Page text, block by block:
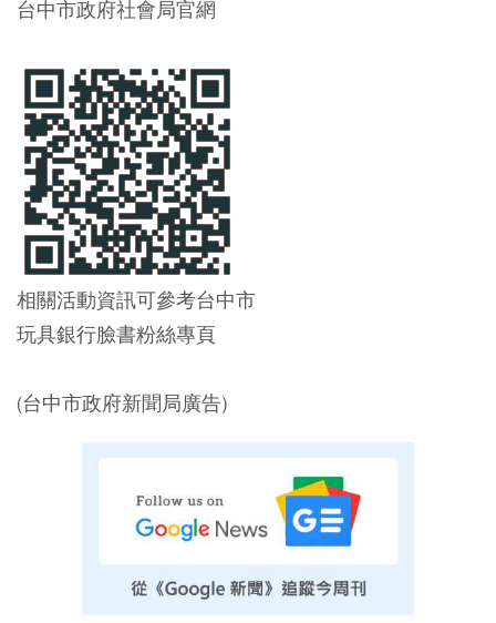
台中市政府社會局官網
相關活動資訊可參考台中市
玩具銀行臉書粉絲專頁
(台中市政府新聞局廣告)